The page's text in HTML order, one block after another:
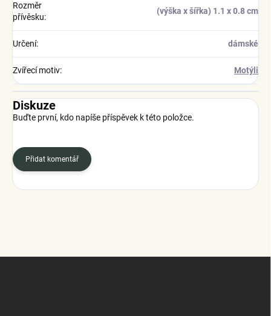
Rozměr
přívěsku:
(výška x šířka) 1.1 x 0.8 cm
Určení: dámské
Zvířecí motiv: Motýli
Diskuze
Buďte první, kdo napíše příspěvek k této položce.
Přidat komentář